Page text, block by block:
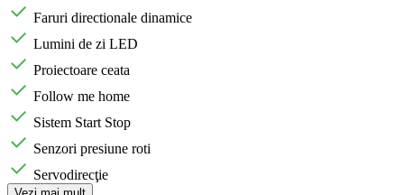
Faruri directionale dinamice
Lumini de zi LED
Proiectoare ceata
Follow me home
Sistem Start Stop
Senzori presiune roti
Servodirecţie